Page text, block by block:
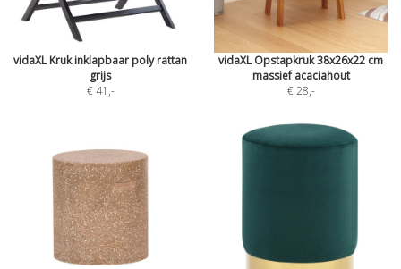
vidaXL Kruk inklapbaar poly rattan
grijs
€ 41 ,-
vidaXL Opstapkruk 38x26x22 cm
massief acaciahout
€ 28,-